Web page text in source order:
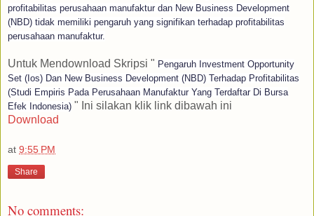
profitabilitas perusahaan manufaktur dan New Business Development
(NBD) tidak memiliki pengaruh yang signifikan terhadap profitabilitas
perusahaan manufaktur.
Untuk Mendownload Skripsi " Pengaruh Investment Opportunity
Set (Ios) Dan New Business Development (NBD) Terhadap Profitabilitas
(Studi Empiris Pada Perusahaan Manufaktur Yang Terdaftar Di Bursa
Efek Indonesia) " Ini silakan klik link dibawah ini
Download
at 9:55 PM
Share
No comments: